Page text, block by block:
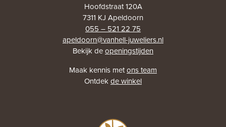
Hoofdstraat 120A
7311 KJ Apeldoorn
055 – 521 22 75
apeldoorn@vanhell-juweliers.nl
Bekijk deopeningstijden
Maak kennis metons team
Ontdekde winkel